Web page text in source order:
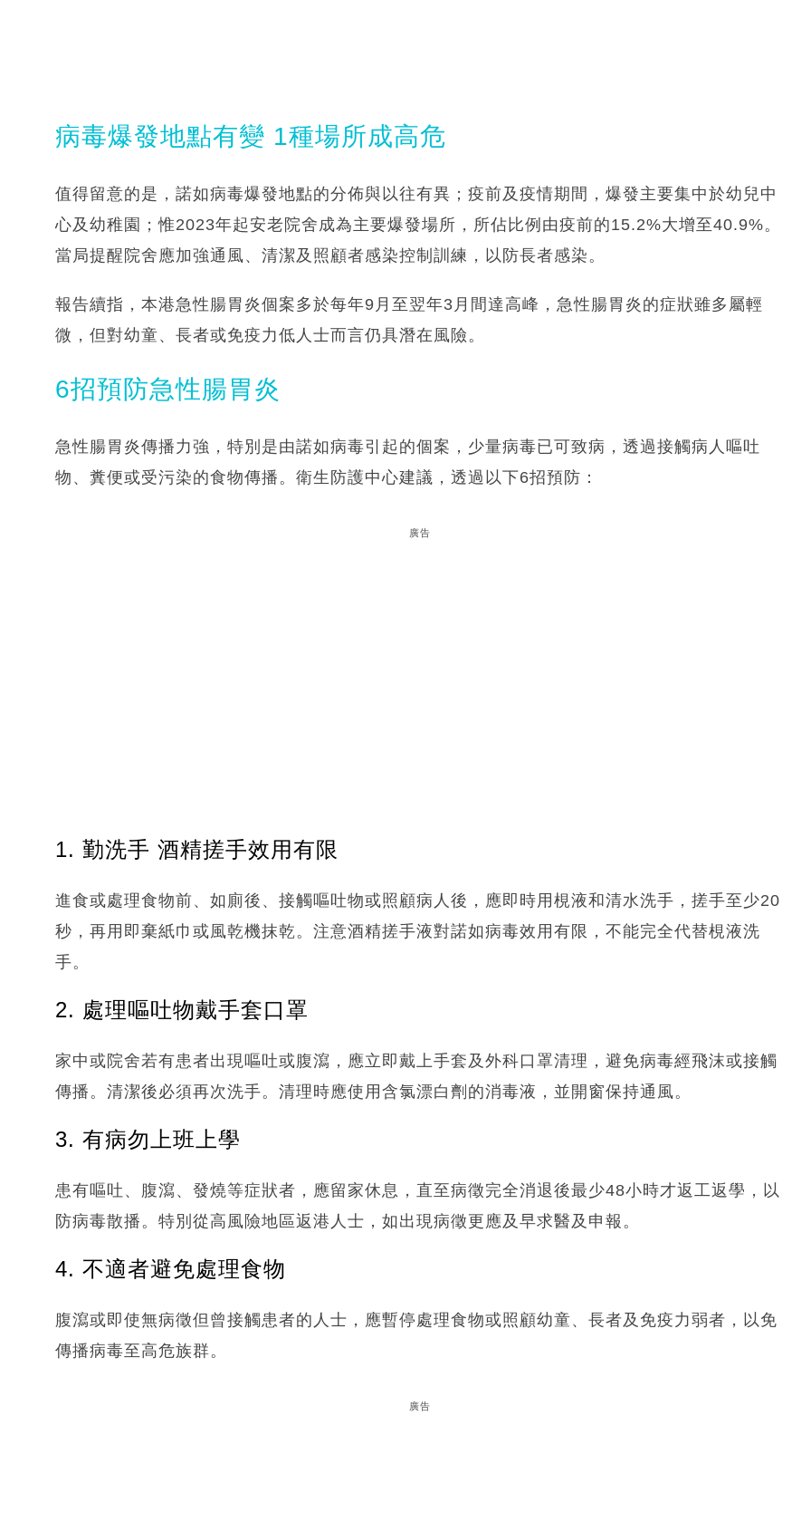
病毒爆發地點有變 1種場所成高危
值得留意的是，諾如病毒爆發地點的分佈與以往有異；疫前及疫情期間，爆發主要集中於幼兒中
心及幼稚園；惟2023年起安老院舍成為主要爆發場所，所佔比例由疫前的15.2%大增至40.9%。
當局提醒院舍應加強通風、清潔及照顧者感染控制訓練，以防長者感染。
報告續指，本港急性腸胃炎個案多於每年9月至翌年3月間達高峰，急性腸胃炎的症狀雖多屬輕
微，但對幼童、長者或免疫力低人士而言仍具潛在風險。
6招預防急性腸胃炎
急性腸胃炎傳播力強，特別是由諾如病毒引起的個案，少量病毒已可致病，透過接觸病人嘔吐
物、糞便或受污染的食物傳播。衛生防護中心建議，透過以下6招預防：
廣告
1. 勤洗手 酒精搓手效用有限
進食或處理食物前、如廁後、接觸嘔吐物或照顧病人後，應即時用梘液和清水洗手，搓手至少20
秒，再用即棄紙巾或風乾機抹乾。注意酒精搓手液對諾如病毒效用有限，不能完全代替梘液洗
手。
2. 處理嘔吐物戴手套口罩
家中或院舍若有患者出現嘔吐或腹瀉，應立即戴上手套及外科口罩清理，避免病毒經飛沫或接觸
傳播。清潔後必須再次洗手。清理時應使用含氯漂白劑的消毒液，並開窗保持通風。
3. 有病勿上班上學
患有嘔吐、腹瀉、發燒等症狀者，應留家休息，直至病徵完全消退後最少48小時才返工返學，以
防病毒散播。特別從高風險地區返港人士，如出現病徵更應及早求醫及申報。
4. 不適者避免處理食物
腹瀉或即使無病徵但曾接觸患者的人士，應暫停處理食物或照顧幼童、長者及免疫力弱者，以免
傳播病毒至高危族群。
廣告